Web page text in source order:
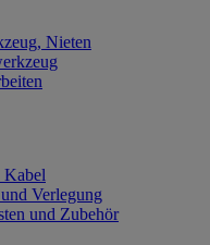
Nieten
Kabel
Verlegung
und Zubehör